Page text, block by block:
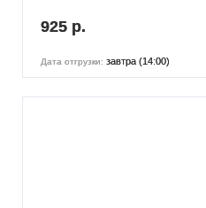
925 р.
Дата отгрузки: завтра (14:00)